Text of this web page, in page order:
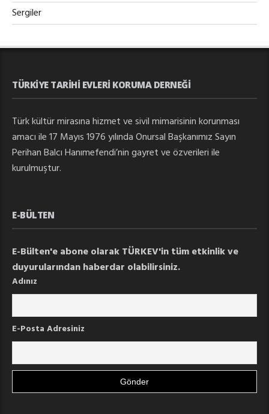
Sergiler
TÜRKIYE TARIHI EVLERI KORUMA DERNEĞI
Türk kültür mirasına hizmet ve sivil mimarisinin korunması
amacı ile 17 Mayıs 1976 yılında Onursal Başkanımız Sayın
Perihan Balcı Hanımefendi’nin gayret ve özverileri ile
kurulmuştur.
E-BÜLTEN
E-Bülten'e abone olarak TÜRKEV'in tüm etkinlik ve
duyurularından haberdar olabilirsiniz.
Adınız
E-Posta Adresiniz